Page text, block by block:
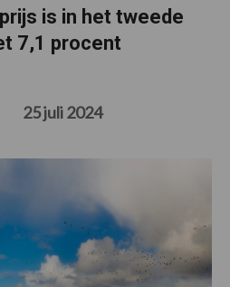
is in het tweede
7,1 procent
25 juli 2024